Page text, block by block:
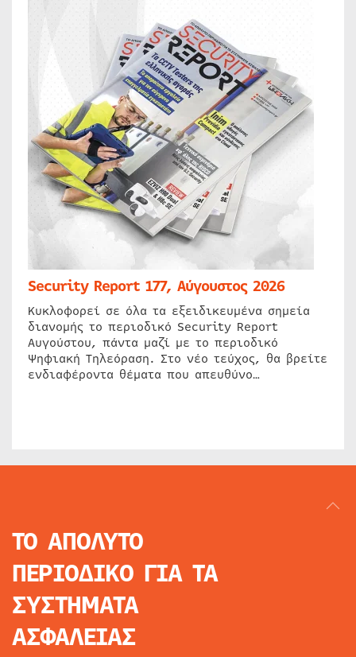
Security Report 177, Αύγουστος 2026
Κυκλοφορεί σε όλα τα εξειδικευμένα σημεία
διανομής το περιοδικό Security Report
Αυγούστου, πάντα μαζί με το περιοδικό
Ψηφιακή Τηλεόραση. Στο νέο τεύχος, θα βρείτε
ενδιαφέροντα θέματα που απευθύνο…
ΤΟ ΑΠΟΛΥΤΟ
ΠΕΡΙΟΔΙΚΟ ΓΙΑ ΤΑ
ΣΥΣΤΗΜΑΤΑ
ΑΣΦΑΛΕΙΑΣ